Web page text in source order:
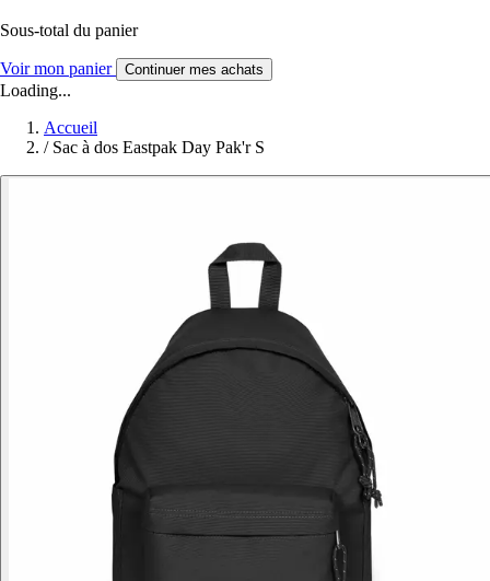
Sous-total du panier
Voir mon panier Continuer mes achats
Loading...
Accueil
/ Sac à dos Eastpak Day Pak'r S